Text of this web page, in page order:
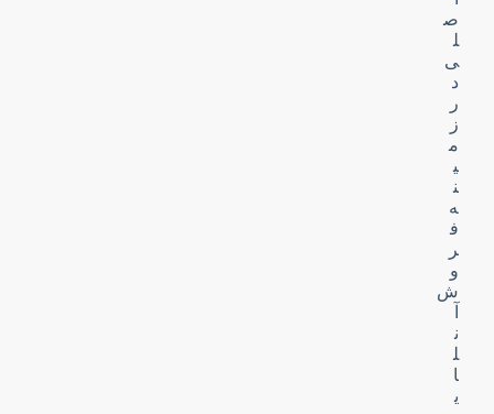
ص
ل
ی
د
ر
ز
م
ی
ن
ه
ف
ر
و
ش
ن
ل
ا
ی